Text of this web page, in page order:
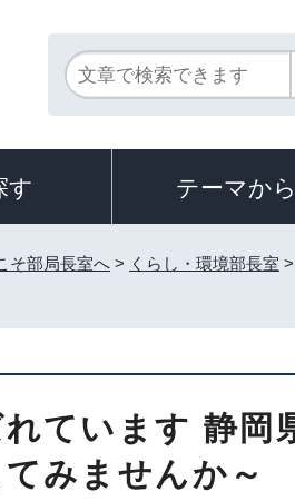
す テーマか
そ部局長室へ > くらし・環境部長室 >
ています 静岡
みませんか～